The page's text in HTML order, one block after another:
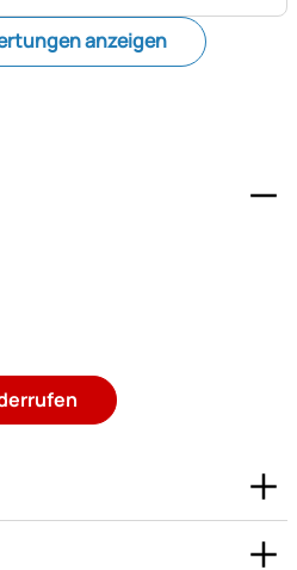
anzeigen